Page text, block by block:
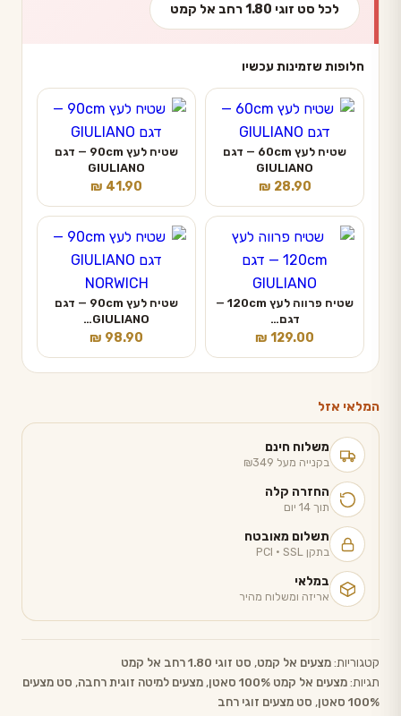
לכל סט זוגי 1.80 רחב אל קמט
חלופות שזמינות עכשיו
שטיח לעץ 60cm — דגם
GIULIANO
₪ 28.90
שטיח לעץ 90cm — דגם
GIULIANO
₪ 41.90
שטיח פרווה לעץ 120cm —
דגם…
₪ 129.00
שטיח לעץ 90cm — דגם
GIULIANO…
₪ 98.90
המלאי אזל
משלוח חינם
בקנייה מעל ₪349
החזרה קלה
תוך 14 יום
תשלום מאובטח
בתקן PCI · SSL
במלאי
אריזה ומשלוח מהיר
קטגוריות:מצעים אל קמט, סט זוגי 1.80 רחב אל קמט
תגיות:מצעים אל קמט 100% סאטן , מצעים למיטה זוגית רחבה, סט מצעים
100% סאטן
, סט מצעים זוגי רחב